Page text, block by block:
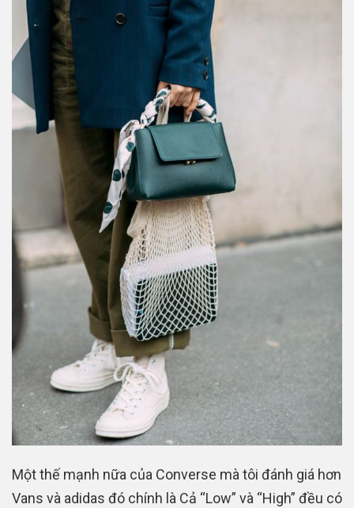
Một thế mạnh nữa của Converse mà tôi đánh giá hơn
Vans và adidas đó chính là Cả “Low” và “High” đều có